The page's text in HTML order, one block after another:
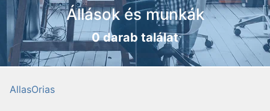
Állások és munkák
0 darab találat
AllasOrias